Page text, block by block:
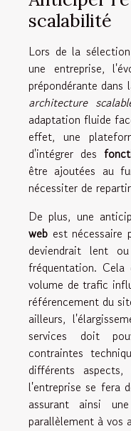
scalabilité
Lors de la
une entreprise,
prépondérante dans
architecture
adaptation fluide
effet, une
d'intégrer des
être ajoutées au
nécessiter de
De plus, une
web est nécessaire
deviendrait lent
fréquentation.
volume de trafic
référencement du
ailleurs,
services doit
contraintes
différents
l'entreprise se fera
assurant ainsi
parallèlement à vos